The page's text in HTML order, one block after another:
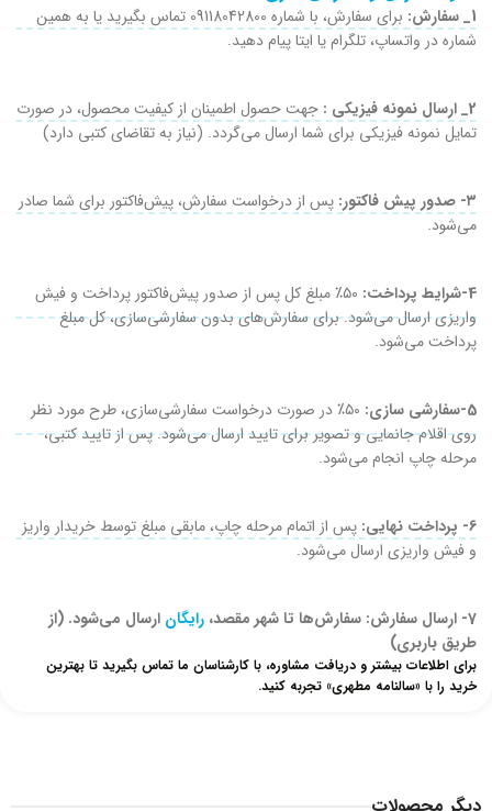
1_ سفارش:
برای سفارش، با شماره 09118042800 تماس بگیرید یا به همین
شماره در واتساپ، تلگرام یا ایتا پیام دهید.
2_ ارسال نمونه فیزیکی :
جهت حصول اطمینان از کیفیت محصول، در صورت
تمایل نمونه فیزیکی برای شما ارسال می‌گردد. (نیاز به تقاضای کتبی دارد)
۳- صدور پیش فاکتور:
پس از درخواست سفارش، پیش‌فاکتور برای شما صادر
می‌شود.
4-شرایط پرداخت:
۵۰٪ مبلغ کل پس از صدور پیش‌فاکتور پرداخت و فیش
واریزی ارسال می‌شود. برای سفارش‌های بدون سفارشی‌سازی، کل مبلغ
پرداخت می‌شود.
5-سفارشی سازی:
۵۰٪ در صورت درخواست سفارشی‌سازی، طرح مورد نظر
روی اقلام جانمایی و تصویر برای تایید ارسال می‌شود. پس از تایید کتبی،
مرحله چاپ انجام می‌شود.
6- پرداخت نهایی:
پس از اتمام مرحله چاپ، مابقی مبلغ توسط خریدار واریز
و فیش واریزی ارسال می‌شود.
7- ارسال سفارش: سفارش‌ها تا شهر مقصد، رایگان ارسال می‌شود. (از
طریق باربری)
برای اطلاعات بیشتر و دریافت مشاوره، با کارشناسان ما تماس بگیرید تا بهترین
خرید را با «سالنامه مطهری» تجربه کنید.